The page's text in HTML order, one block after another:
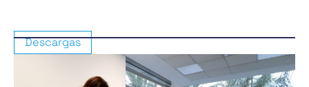
Descargas